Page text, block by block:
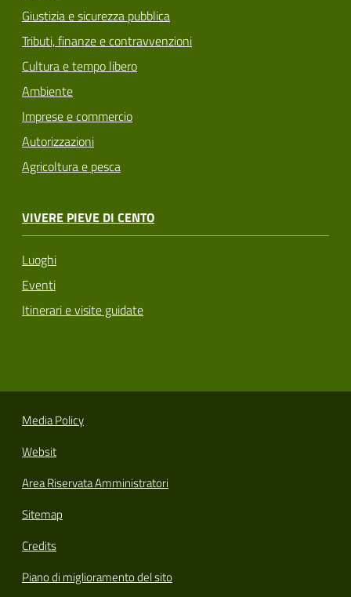
Giustizia e sicurezza pubblica
Tributi, finanze e contravvenzioni
Cultura e tempo libero
Ambiente
Imprese e commercio
Autorizzazioni
Agricoltura e pesca
VIVERE PIEVE DI CENTO
Luoghi
Eventi
Itinerari e visite guidate
Media Policy
Websit
Area Riservata Amministratori
Sitemap
Credits
Piano di miglioramento del sito